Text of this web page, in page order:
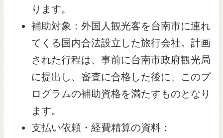
ります。
補助対象：外国人観光客を台南市に連れ
てくる国内合法設立した旅行会社。計画
された行程は、事前に台南市政府観光局
に提出し、審査に合格した後に、このプ
ログラムの補助資格を満たすものとなり
ます。
支払い依頼・経費精算の資料：